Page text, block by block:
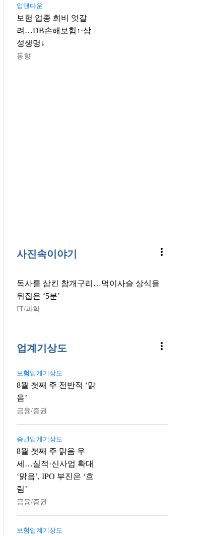
업앤다운
보험 업종 희비 엇갈
려…DB손해보험↑·삼
성생명↓
동향
사진속이야기 more_vert
독사를 삼킨 참개구리…먹이사슬 상식을
뒤집은 ‘5분’
IT/과학
업계기상도 more_vert
보험업계기상도
8월 첫째 주 전반적 ‘맑
음’
금융/증권
증권업계기상도
8월 첫째 주 맑음 우
세…실적·신사업 확대
‘맑음’, IPO 부진은 ‘흐
림’
금융/증권
보험업계기상도